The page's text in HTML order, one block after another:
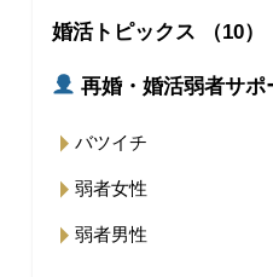
婚活トピックス （10）
再婚・婚活弱者サポ
バツイチ
弱者女性
弱者男性